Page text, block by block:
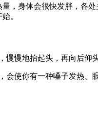
，身体会很快发胖，各
。
慢地抬起头，再向后仰
使你有一种嗓子发热、